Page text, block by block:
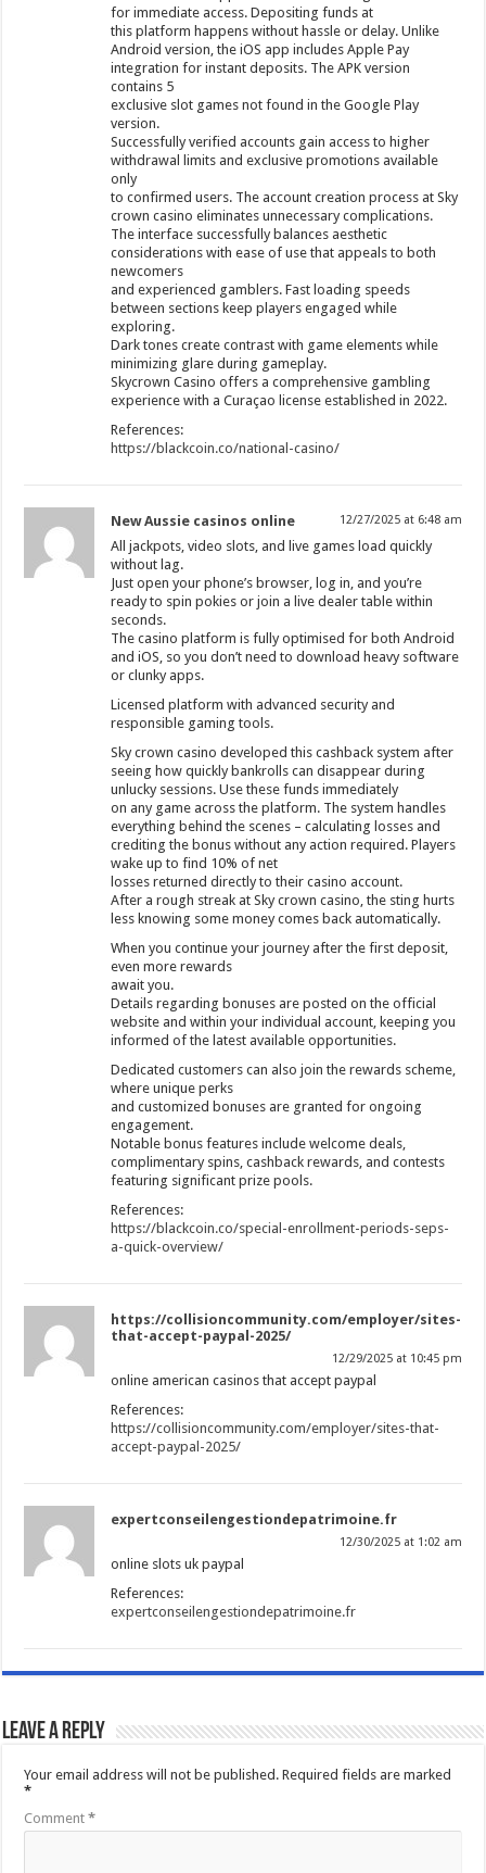
for immediate access. Depositing funds at
this platform happens without hassle or delay. Unlike
Android version, the iOS app includes Apple Pay
integration for instant deposits. The APK version
contains 5
exclusive slot games not found in the Google Play
version.
Successfully verified accounts gain access to higher
withdrawal limits and exclusive promotions available
only
to confirmed users. The account creation process at Sky
crown casino eliminates unnecessary complications.
The interface successfully balances aesthetic
considerations with ease of use that appeals to both
newcomers
and experienced gamblers. Fast loading speeds
between sections keep players engaged while
exploring.
Dark tones create contrast with game elements while
minimizing glare during gameplay.
Skycrown Casino offers a comprehensive gambling
experience with a Curaçao license established in 2022.
References:
https://blackcoin.co/national-casino/
New Aussie casinos online 12/27/2025 at 6:48 am
All jackpots, video slots, and live games load quickly
without lag.
Just open your phone’s browser, log in, and you’re
ready to spin pokies or join a live dealer table within
seconds.
The casino platform is fully optimised for both Android
and iOS, so you don’t need to download heavy software
or clunky apps.
Licensed platform with advanced security and
responsible gaming tools.
Sky crown casino developed this cashback system after
seeing how quickly bankrolls can disappear during
unlucky sessions. Use these funds immediately
on any game across the platform. The system handles
everything behind the scenes – calculating losses and
crediting the bonus without any action required. Players
wake up to find 10% of net
losses returned directly to their casino account.
After a rough streak at Sky crown casino, the sting hurts
less knowing some money comes back automatically.
When you continue your journey after the first deposit,
even more rewards
await you.
Details regarding bonuses are posted on the official
website and within your individual account, keeping you
informed of the latest available opportunities.
Dedicated customers can also join the rewards scheme,
where unique perks
and customized bonuses are granted for ongoing
engagement.
Notable bonus features include welcome deals,
complimentary spins, cashback rewards, and contests
featuring significant prize pools.
References:
https://blackcoin.co/special-enrollment-periods-seps-
a-quick-overview/
https://collisioncommunity.com/employer/sites-
that-accept-paypal-2025/
12/29/2025 at 10:45 pm
online american casinos that accept paypal
References:
https://collisioncommunity.com/employer/sites-that-
accept-paypal-2025/
expertconseilengestiondepatrimoine.fr
12/30/2025 at 1:02 am
online slots uk paypal
References:
expertconseilengestiondepatrimoine.fr
Leave a Reply
Your email address will not be published. Required fields are marked
*
Comment*